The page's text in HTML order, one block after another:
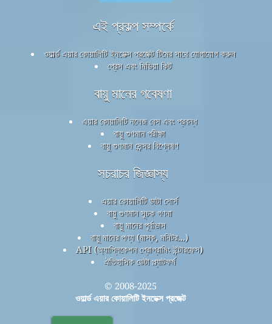
এই প্রকল্প সম্পর্কে
ওয়ার্ল্ড এয়ার কোয়ালিটি ইনডেক্স প্রজেক্ট টিমের সাথে যোগাযোগ করুন
প্রেস এবং মিডিয়া কিট
বায়ু মানের গবেষণা
এয়ার কোয়ালিটি নলেজ বেস এবং প্রবন্ধ
বায়ু গুণমান পরীক্ষা
বায়ু গুণমান সেন্সর বিশ্লেষণ
সচরাচর জিজ্ঞাস্য
এয়ার কোয়ালিটি ডাটা সোর্স
বায়ু গুণমান সূচক গণনা
বায়ু মানের পূর্বাভাস
বায়ু মানের পণ্য (মাস্ক, মনিটর...)
API (অ্যাপ্লিকেশন প্রোগ্রামিং ইন্টারফেস)
ঐতিহাসিক ডেটা প্ল্যাটফর্ম
© 2008-2025
ওয়ার্ল্ড এয়ার কোয়ালিটি ইনডেক্স প্রজেক্ট